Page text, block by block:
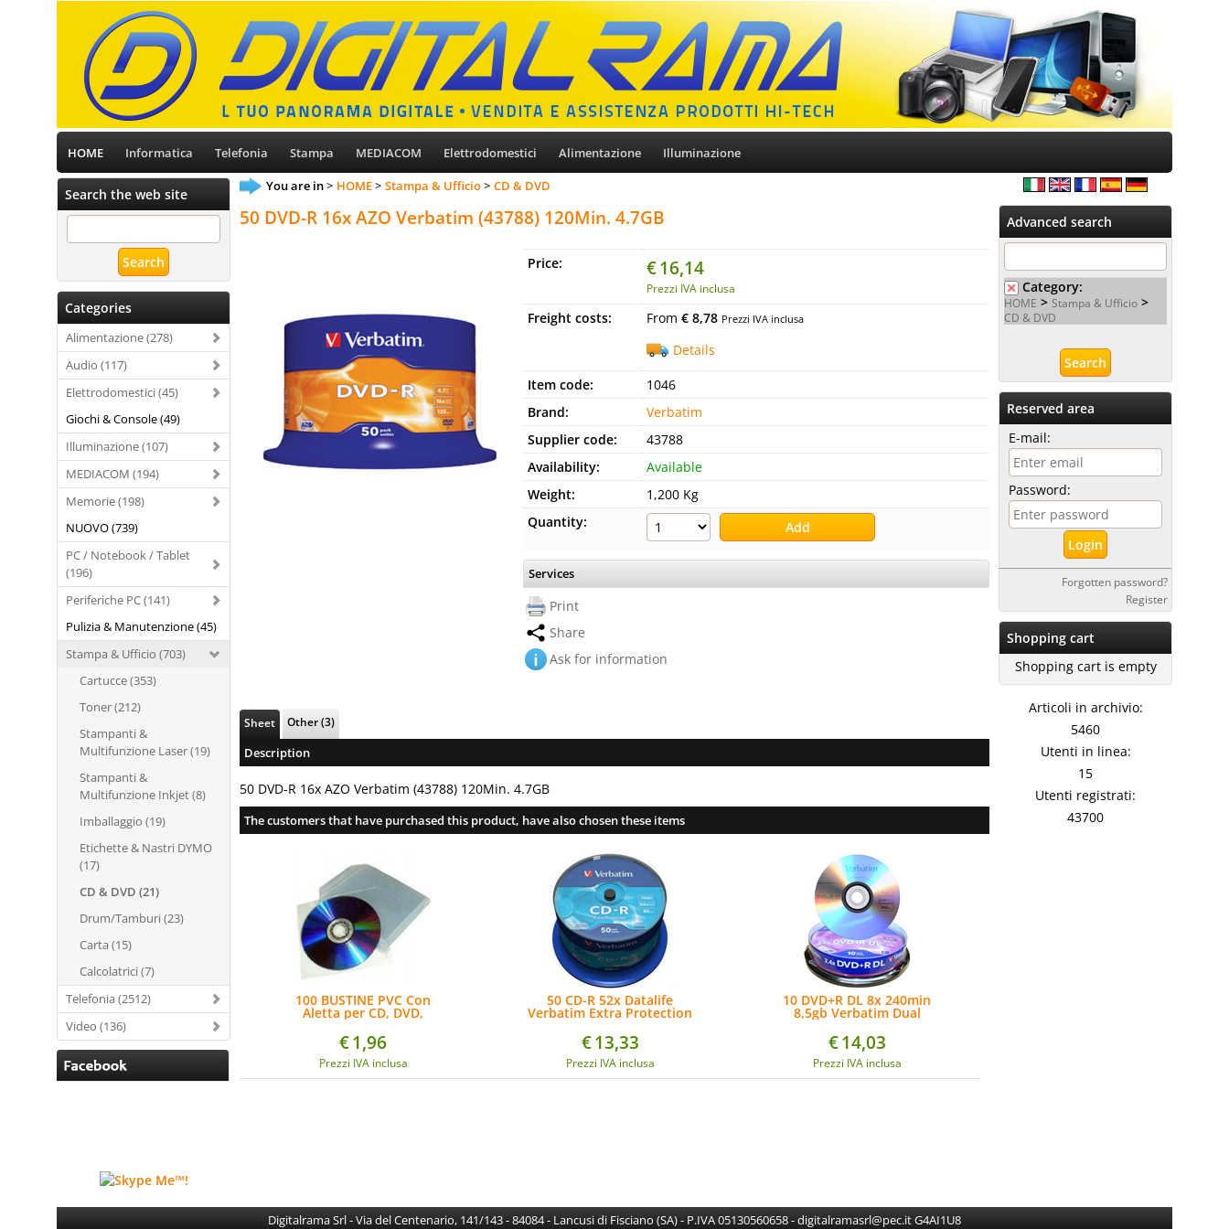
HOME Informatica Telefonia Stampa MEDIACOM Elettrodomestici Alimentazione Illuminazione
Search the web site
Categories
Alimentazione (278)
Audio (117)
Elettrodomestici (45)
Giochi & Console (49)
Illuminazione (107)
MEDIACOM (194)
Memorie (198)
NUOVO (739)
PC / Notebook / Tablet
(196)
Periferiche PC (141)
Pulizia & Manutenzione (45)
Stampa & Ufficio (703)
Cartucce (353)
Toner (212)
Stampanti &
Multifunzione Laser (19)
Stampanti &
Multifunzione Inkjet (8)
Imballaggio (19)
Etichette & Nastri DYMO
(17)
CD & DVD (21)
Drum/Tamburi (23)
Carta (15)
Calcolatrici (7)
Telefonia (2512)
Video (136)
You are in HOME Stampa & Ufficio CD & DVD
50 DVD-R 16x AZO Verbatim (43788) 120Min. 4.7GB
Price: €16,14
Prezzi IVA inclusa
Freight costs: From € 8,78 Prezzi IVA inclusa
Details
Item code:
1046
Brand:
Verbatim
Supplier code:
43788
Availability:
Available
Weight:
1,200 Kg
Quantity:
Services
Print
Share
Ask for information
Sheet Other (3)
Description
50 DVD-R 16x AZO Verbatim (43788) 120Min. 4.7GB
The customers that have purchased this product, have also chosen these items
100 BUSTINE PVC Con
Aletta per CD, DVD,
BluRay, Blu-Ray ecc
€1,96
Prezzi IVA inclusa
50 CD-R 52x Datalife
Verbatim Extra Protection
€13,33
Prezzi IVA inclusa
10 DVD+R DL 8x 240min
8,5gb Verbatim Dual
€14,03
Prezzi IVA inclusa
Advanced search
Category:
HOME > Stampa & Ufficio >
CD & DVD
Reserved area
E-mail:
Password:
Forgotten password?
Register
Shopping cart
Shopping cart is empty
Articoli in archivio:
5460
Utenti in linea:
15
Utenti registrati:
43700
Digitalrama Srl - Via del Centenario, 141/143 - 84084 - Lancusi di Fisciano (SA) - P.IVA 05130560658 - digitalramasrl@pec.it G4AI1U8